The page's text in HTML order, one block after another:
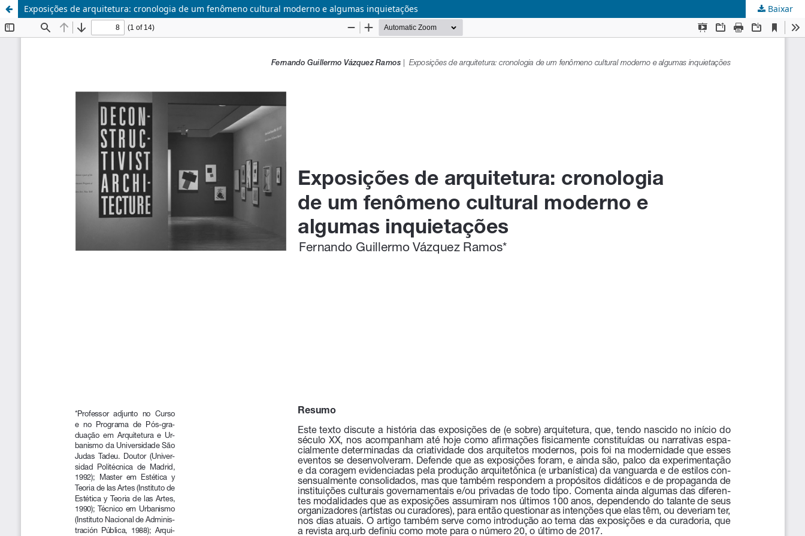
Exposições de arquitetura: cronologia de um fenômeno cultural moderno e algumas inquietações Baixar